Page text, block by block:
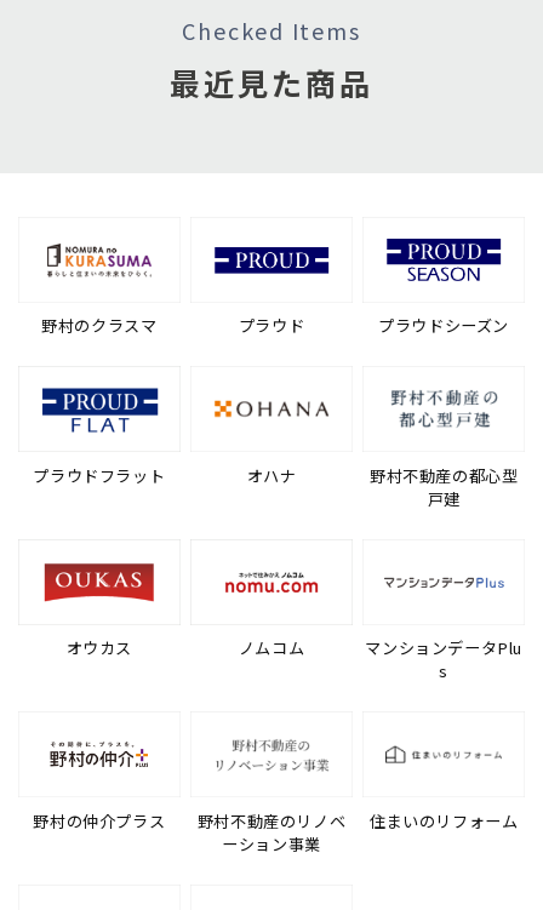
Checked Items
最近見た商品
野村のクラスマ プラウド プラウドシーズン
プラウドフラット オハナ
野村不動産の都心型
戸建
オウカス ノムコム
マンションデータPlu
s
野村の仲介プラス
野村不動産のリノベ
ーション事業
住まいのリフォーム